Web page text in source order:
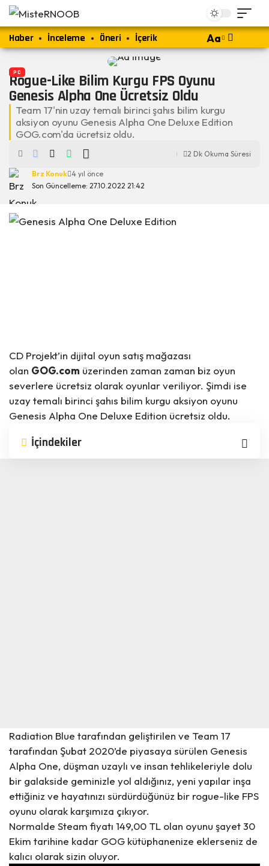
Haber İnceleme Öneri İçerik Aa
PC
Rogue-Like Bilim Kurgu FPS Oyunu
Genesis Alpha One Ücretsiz Oldu
Team 17'nin uzay temalı birinci şahıs bilim kurgu
aksiyon oyunu Genesis Alpha One Deluxe Edition
GOG.com'da ücretsiz oldu.
Son Güncelleme: 27.10.2022 21:42
Brz Konuk 4 yıl önce
2 Dk Okuma Süresi
CD Projekt’in dijital oyun satış mağazası
olan GOG.com üzerinden zaman zaman biz oyun
severlere ücretsiz olarak oyunlar veriliyor. Şimdi ise
uzay temalı birinci şahıs bilim kurgu aksiyon oyunu
Genesis Alpha One Deluxe Edition ücretsiz oldu.
İçindekiler
Radiation Blue tarafından geliştirilen ve Team 17
tarafından Şubat 2020’de piyasaya sürülen Genesis
Alpha One, düşman uzaylı ve insan tehlikeleriyle dolu
bir galakside geminizle yol aldığınız, yeni yapılar inşa
ettiğiniz ve hayatınızı sürdürdüğünüz bir rogue-like FPS
oyunu olarak karşımıza çıkıyor.
Normalde Steam fiyatı 149,00 TL olan oyunu şayet 30
Ekim tarihine kadar GOG kütüphanenize eklerseniz de
kalıcı olarak sizin oluyor.